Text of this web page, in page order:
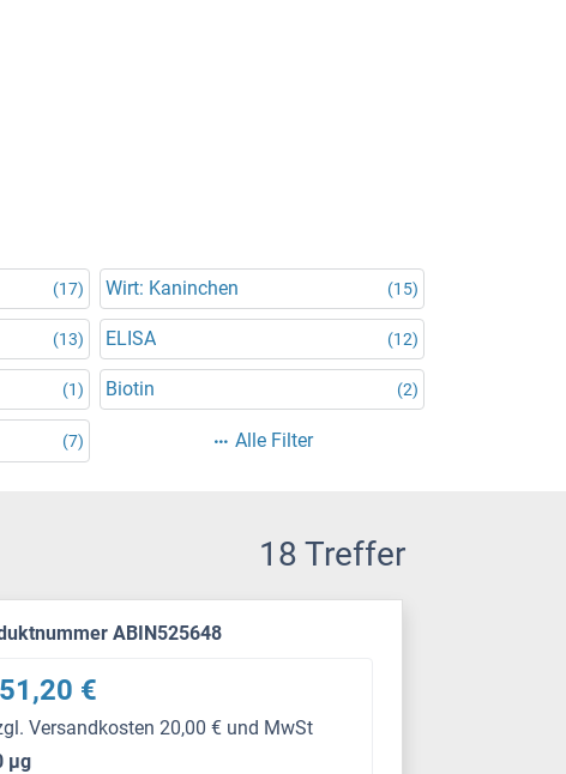
(17) Wirt: Kaninchen (15)
(13) ELISA (12)
(1) Biotin (2)
(7) Alle Filter
18 Treffer
ABIN525648
€
Versandkosten 20,00 € und MwSt
μg